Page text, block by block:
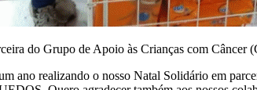
do Grupo de Apoio às Crianças com Câncer
ano realizando o nosso Natal Solidário em